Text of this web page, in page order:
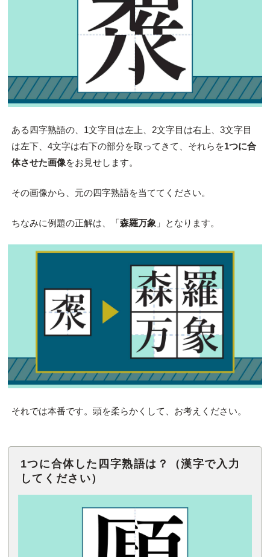
ある四字熟語の、1文字目は左上、2文字目は右上、3文字目
は左下、4文字は右下の部分を取ってきて、それらを1つに合
体させた画像をお見せします。
その画像から、元の四字熟語を当ててください。
ちなみに例題の正解は、「森羅万象 」となります。
それでは本番です。頭を柔らかくして、お考えください。
1つに合体した四字熟語は？（漢字で入力
してください）